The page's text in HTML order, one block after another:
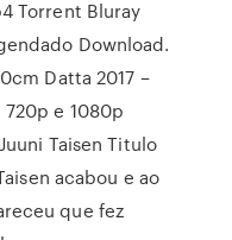
Torrent Bluray
Download.
Datta 2017 –
e 1080p
Taisen Titulo
acabou e ao
que fez